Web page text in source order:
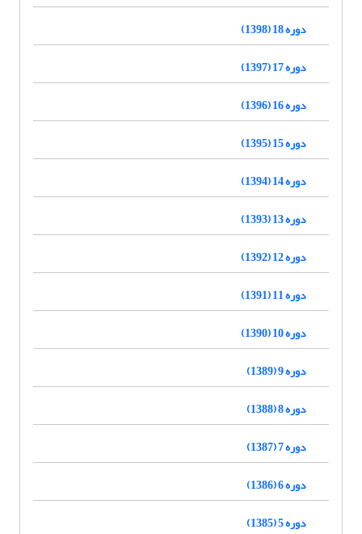
دوره 18 (1398)
دوره 17 (1397)
دوره 16 (1396)
دوره 15 (1395)
دوره 14 (1394)
دوره 13 (1393)
دوره 12 (1392)
دوره 11 (1391)
دوره 10 (1390)
دوره 9 (1389)
دوره 8 (1388)
دوره 7 (1387)
دوره 6 (1386)
دوره 5 (1385)